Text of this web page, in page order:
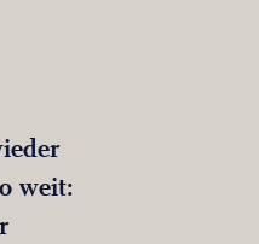
weit: